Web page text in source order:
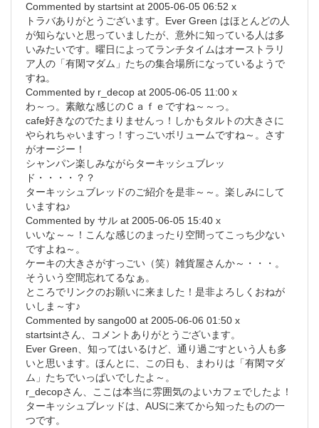
Commented by startsint at 2005-06-05 06:52 x
トラバありがとうございます。Ever Green はほとんどの人
が知らないと思っていましたが、意外に知っている人は多
いみたいです。曜日によってランチタイムはオーストラリ
ア人の「有閑マダム」たちの集合場所になっているようで
すね。
Commented by r_decop at 2005-06-05 11:00 x
わ～っ。素敵な感じのＣａｆｅですね～～っ。
cafe好きなのでたまりませんっ！しかもタルトの大きさに
やられちゃいますっ！すっごいボリュームですね～。さす
がオージー！
シャンパン楽しみながらターキッシュブレッ
ド・・・・？？
ターキッシュブレッドのご紹介を是非～～。楽しみにして
いますね♪
Commented by サル at 2005-06-05 15:40 x
いいな～～！こんな感じのまったり空間ってこっち少ない
ですよね～。
ケーキの大きさがすっごい（笑）雑貨屋さんか～・・・。
そういう空間忘れてるなぁ。
ところでリンクのお願いに来ました！是非よろしくおねが
いしま～す♪
Commented by sango00 at 2005-06-06 01:50 x
startsintさん、コメントありがとうございます。
Ever Green、知ってはいるけど、通り過ごすという人も多
いと思います。ほんとに、この日も、まわりは「有閑マダ
ム」たちでいっぱいでしたよ～。
r_decopさん、ここは本当に雰囲気のよいカフェでしたよ！
ターキッシュブレッドは、AUSに来てから知ったものの一
つです。